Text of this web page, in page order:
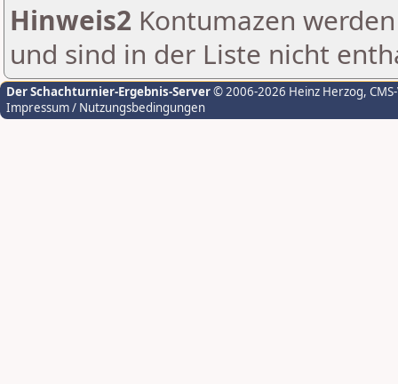
Hinweis2 Kontumazen
und sind in der Liste nicht
Der Schachturnier-Ergebnis-Server© 2006-2026 Heinz Herzog,
Impressum / Nutzungsbedingungen